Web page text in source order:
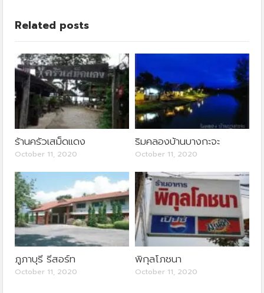
Related posts
ร้านครัวเสม็ดแดง
October 11, 2020
ริมคลองบ้านบางกะจะ
October 11, 2020
ภูภาบุรี รีสอร์ท
October 11, 2020
พิกุลโภชนา
October 11, 2020